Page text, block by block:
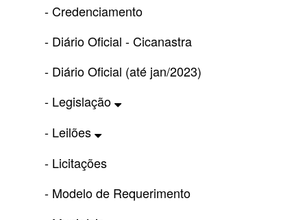
- Credenciamento
- Diário Oficial - Cicanastra
- Diário Oficial (até jan/2023)
- Legislação
- Leilões
- Licitações
- Modelo de Requerimento